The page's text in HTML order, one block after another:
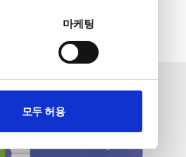
마케팅
모두 허용